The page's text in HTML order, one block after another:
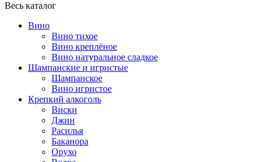
Весь каталог
Вино
Вино тихое
Вино креплёное
Вино натуральное сладкое
Шампанские и игристые
Шампанское
Вино игристое
Крепкий алкоголь
Виски
Джин
Расилья
Баканора
Орухо